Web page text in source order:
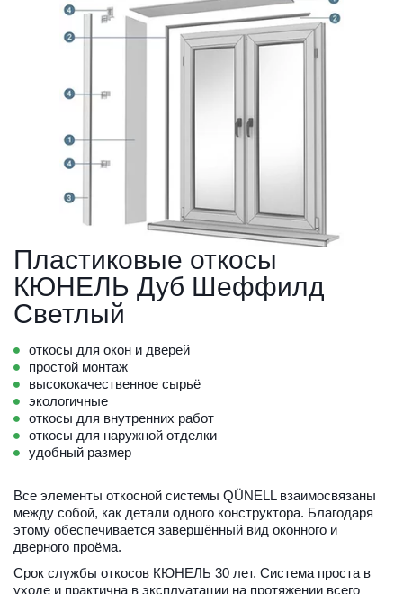
Пластиковые откосы
КЮНЕЛЬ Дуб Шеффилд
Светлый
откосы для окон и дверей
простой монтаж
высококачественное сырьё
экологичные
откосы для внутренних работ
откосы для наружной отделки
удобный размер
Все элементы откосной системы QÜNELL взаимосвязаны
между собой, как детали одного конструктора. Благодаря
этому обеспечивается завершённый вид оконного и
дверного проёма.
Срок службы откосов КЮНЕЛЬ 30 лет. Система проста в
уходе и практична в эксплуатации на протяжении всего